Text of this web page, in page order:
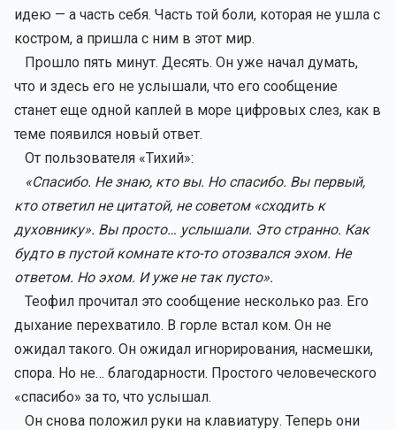
идею — а часть себя. Часть той боли, которая не ушла с
костром, а пришла с ним в этот мир.
Прошло пять минут. Десять. Он уже начал думать,
что и здесь его не услышали, что его сообщение
станет еще одной каплей в море цифровых слез, как в
теме появился новый ответ.
От пользователя «Тихий»:
«Спасибо. Не знаю, кто вы. Но спасибо. Вы первый,
кто ответил не цитатой, не советом «сходить к
духовнику». Вы просто… услышали. Это странно. Как
будто в пустой комнате кто-то отозвался эхом. Не
ответом. Но эхом. И уже не так пусто».
Теофил прочитал это сообщение несколько раз. Его
дыхание перехватило. В горле встал ком. Он не
ожидал такого. Он ожидал игнорирования, насмешки,
спора. Но не… благодарности. Простого человеческого
«спасибо» за то, что услышал.
Он снова положил руки на клавиатуру. Теперь они